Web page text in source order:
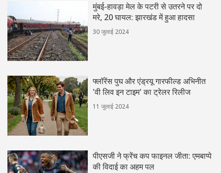
मुंबई-हावड़ा मेल के पटरी से उतरने पर दो
मरे, 20 घायल: झारखंड में हुआ हादसा
30 जुलाई 2024
फ्लॉरेंस पुघ और एंड्रयू गारफील्ड अभिनीत
'वी लिव इन टाइम' का ट्रेलर रिलीज
11 जुलाई 2024
पीएसजी ने फ्रेंच कप फाइनल जीता: एमबाप्पे
की विदाई का अहम पल